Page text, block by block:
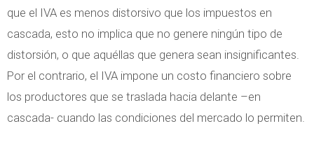
que el IVA es menos distorsivo que los impuestos en
cascada, esto no implica que no genere ningún tipo de
distorsión, o que aquéllas que genera sean insignificantes.
Por el contrario, el IVA impone un costo financiero sobre
los productores que se traslada hacia delante –en
cascada- cuando las condiciones del mercado lo permiten.